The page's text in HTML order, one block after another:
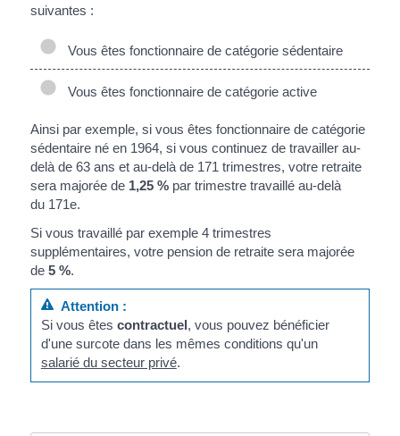
suivantes :
Vous êtes fonctionnaire de catégorie sédentaire
Vous êtes fonctionnaire de catégorie active
Ainsi par exemple, si vous êtes fonctionnaire de catégorie
sédentaire né en 1964, si vous continuez de travailler au-
delà de 63 ans et au-delà de 171 trimestres, votre retraite
sera majorée de 1,25 %par trimestre travaillé au-delà
du 171e.
Si vous travaillé par exemple 4 trimestres
supplémentaires, votre pension de retraite sera majorée
de 5 %.
Attention :
Si vous êtes contractuel , vous pouvez bénéficier
d'une surcote dans les mêmes conditions qu'un
salarié du secteur privé.